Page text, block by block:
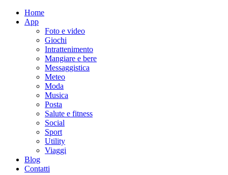
Home
App
Foto e video
Giochi
Intrattenimento
Mangiare e bere
Messaggistica
Meteo
Moda
Musica
Posta
Salute e fitness
Social
Sport
Utility
Viaggi
Blog
Contatti